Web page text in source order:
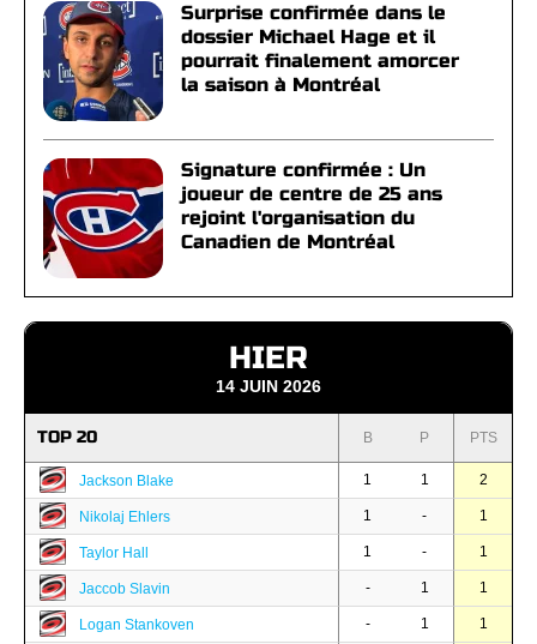
Surprise confirmée dans le
dossier Michael Hage et il
pourrait finalement amorcer
la saison à Montréal
Signature confirmée : Un
joueur de centre de 25 ans
rejoint l'organisation du
Canadien de Montréal
HIER
14 JUIN 2026
TOP 20 B P PTS
Jackson Blake 1 1 2
Nikolaj Ehlers 1 - 1
Taylor Hall 1 - 1
Jaccob Slavin - 1 1
Logan Stankoven - 1 1